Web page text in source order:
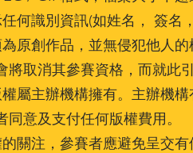
何識別資訊(如姓名， 簽名
原創作品，並無侵犯他人
將取消其參賽資格，而就此
屬主辦機構擁有。主辦機
意及支付任何版權費用。
關注，參賽者應避免呈交有